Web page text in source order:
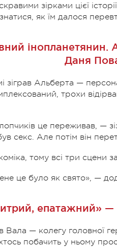
зірками цієї
як їм далося
інопланетянин.
Даня
зіграв Альберта —
трохи
це переживав, —
секс. Але потім він
тому всі три сцени
це було як свято», —
епатажний»
Вала — колегу головної
побачить у ньому